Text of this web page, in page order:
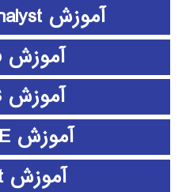
آموزش Frontier Analyst
آموزش github
آموزش HFSS
آموزش HSPICE
آموزش L-Edit